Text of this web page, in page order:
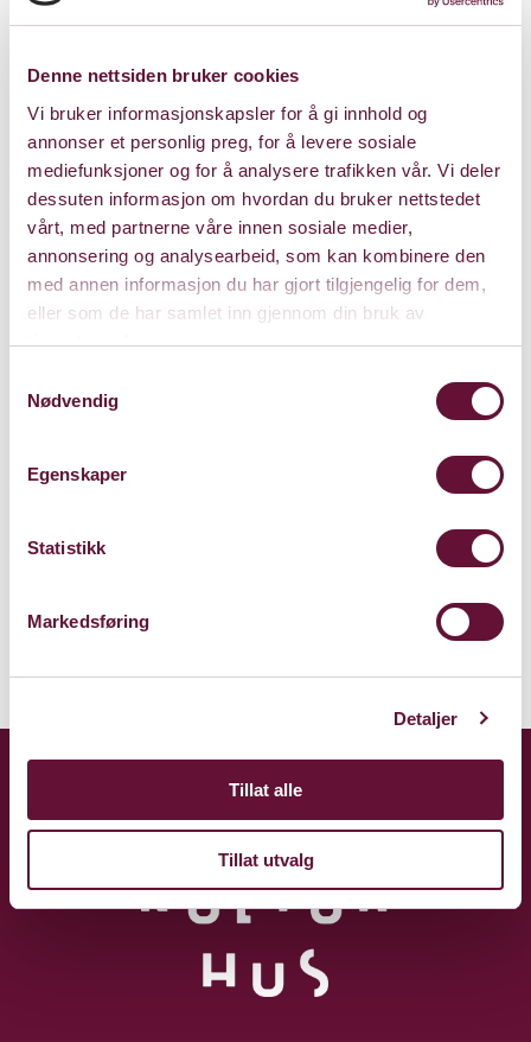
Denne nettsiden bruker cookies
Vi bruker informasjonskapsler for å gi innhold og
annonser et personlig preg, for å levere sosiale
mediefunksjoner og for å analysere trafikken vår. Vi deler
dessuten informasjon om hvordan du bruker nettstedet
vårt, med partnerne våre innen sosiale medier,
annonsering og analysearbeid, som kan kombinere den
med annen informasjon du har gjort tilgjengelig for dem,
eller som de har samlet inn gjennom din bruk av
tjenestene deres.
Nødvendig
Egenskaper
Statistikk
Markedsføring
Detaljer
Tillat alle
Tillat utvalg
Underhuset
Claude Monets allé 27